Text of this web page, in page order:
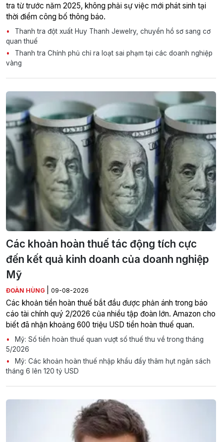
tra từ trước năm 2025, không phải sự việc mới phát sinh tại
thời điểm công bố thông báo.
Thanh tra đột xuất Huy Thanh Jewelry, chuyển hồ sơ sang cơ
quan thuế
Thanh tra Chính phủ chỉ ra loạt sai phạm tại các doanh nghiệp
vàng
Các khoản hoàn thuế tác động tích cực
đến kết quả kinh doanh của doanh nghiệp
Mỹ
ĐOÀN HÙNG 09-08-2026
Các khoản tiền hoàn thuế bắt đầu được phản ánh trong báo
cáo tài chính quý 2/2026 của nhiều tập đoàn lớn. Amazon cho
biết đã nhận khoảng 600 triệu USD tiền hoàn thuế quan.
Mỹ: Số tiền hoàn thuế quan vượt số thuế thu về trong tháng
5/2026
Mỹ: Các khoản hoàn thuế nhập khẩu đẩy thâm hụt ngân sách
tháng 6 lên 120 tỷ USD